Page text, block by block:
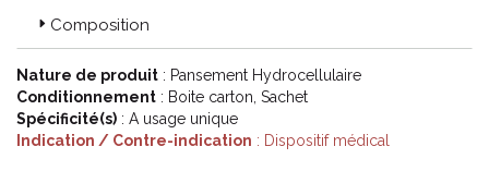
Composition
Nature de produit : Pansement Hydrocellulaire
Conditionnement : Boite carton, Sachet
Spécificité(s) : A usage unique
Indication / Contre-indication : Dispositif médical